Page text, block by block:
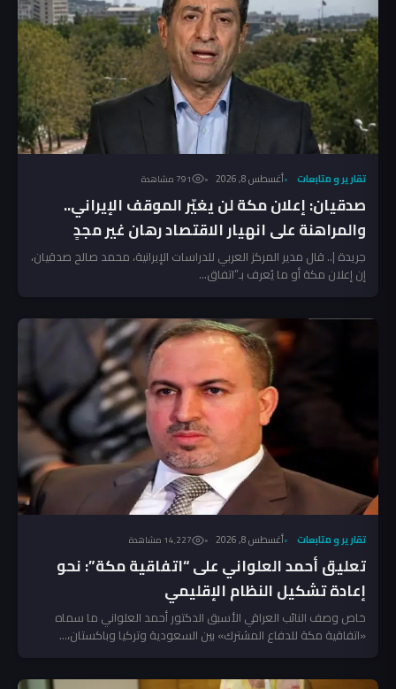
تقارير و متابعات أغسطس 8, 2026 791 مشاهدة
صدقيان: إعلان مكة لن يغيّر الموقف الإيراني..
والمراهنة على انهيار الاقتصاد رهان غير مجدٍ
جريدة |.. قال مدير المركز العربي للدراسات الإيرانية، محمد صالح صدقيان،
إن إعلان مكة أو ما يُعرف بـ”اتفاق...
تقارير و متابعات أغسطس 8, 2026 14٬227 مشاهدة
تعليق أحمد العلواني على “اتفاقية مكة”: نحو
إعادة تشكيل النظام الإقليمي
خاص وصف النائب العراقي الأسبق الدكتور أحمد العلواني ما سماه
«اتفاقية مكة للدفاع المشترك» بين السعودية وتركيا وباكستان،...